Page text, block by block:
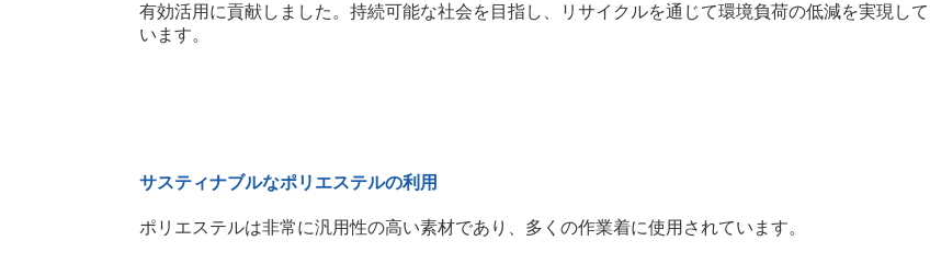
有効活用に貢献しました。持続可能な社会を目指し、リサイクルを通じて環境負荷の低減を実現して
います。
サスティナブルなポリエステルの利用
ポリエステルは非常に汎用性の高い素材であり、多くの作業着に使用されています。